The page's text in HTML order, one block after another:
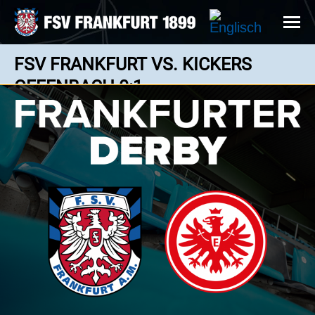
FSV FRANKFURT VS. KICKERS
OFFENBACH 0:1
0 : 1
Regionalliga Südwest - 05.03.2023 14:00 Uhr
Noah Awassi setzt sich gegen Offenbachs Lucas